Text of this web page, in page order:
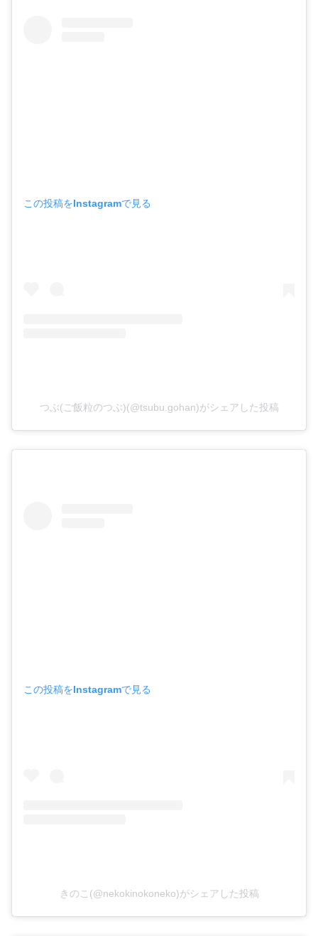
この投稿をInstagramで見る
つぶ(ご飯粒のつぶ)(@tsubu.gohan)がシェアした投稿
この投稿をInstagramで見る
きのこ(@nekokinokoneko)がシェアした投稿